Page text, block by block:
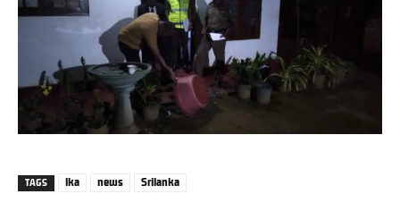
TAGS lka news Srilanka